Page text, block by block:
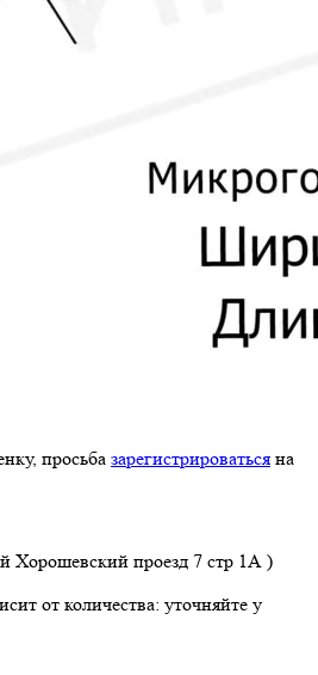
просьба зарегистрироваться на
проезд 7 стр 1А )
от количества: уточняйте у